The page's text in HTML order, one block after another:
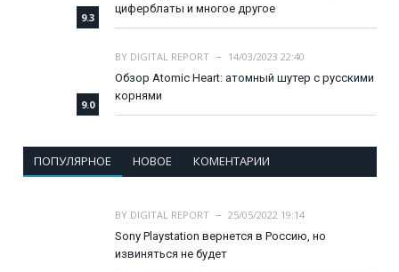
9.3
циферблаты и многое другое
9.0
BY DIGITAL REPORT
14/03/2023 22:40
Обзор Atomic Heart: атомный шутер с русскими
корнями
ПОПУЛЯРНОЕ НОВОЕ КОМЕНТАРИИ
BY DIGITAL REPORT
25/05/2022 19:14
Sony Playstation вернется в Россию, но
извиняться не будет